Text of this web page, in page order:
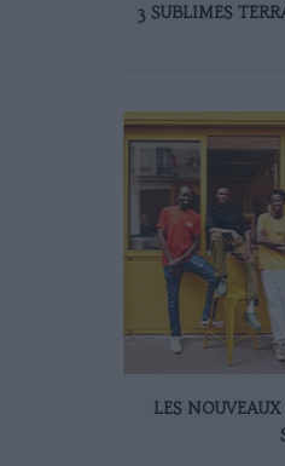
3 SUBLIMES
LES